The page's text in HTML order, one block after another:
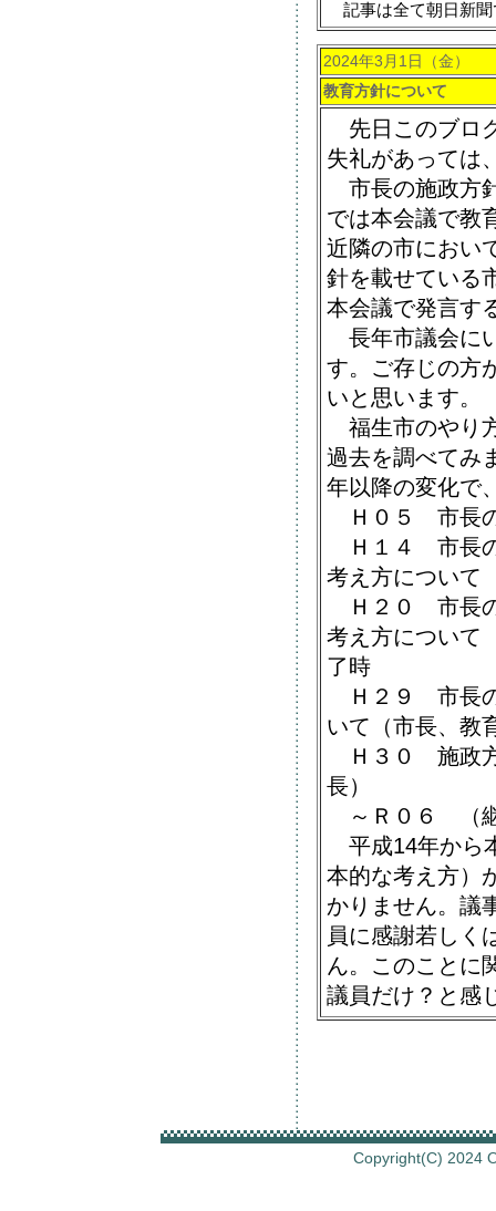
記事は全て朝日新聞
2024年3月1日（金）
教育方針について
先日このブロ
失礼があっては
市長の施政方
では本会議で教
近隣の市におい
針を載せている
本会議で発言す
長年市議会に
す。ご存じの方
いと思います。
福生市のやり
過去を調べてみ
年以降の変化で
Ｈ０５ 市長の
Ｈ１４ 市長の
考え方について
Ｈ２０ 市長の
考え方について
了時
Ｈ２９ 市長の
いて（市長、教
Ｈ３０ 施政方
長）
～Ｒ０６ （
平成14年から
本的な考え方）
かりません。議
員に感謝若しく
ん。このことに
議員だけ？と感
Copyright(C) 2024